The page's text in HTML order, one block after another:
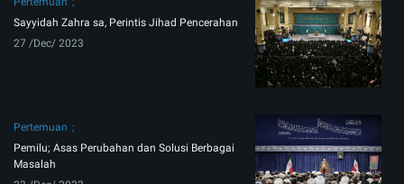
Sayyidah Zahra sa, Perintis Jihad Pencerahan
27 /Dec/ 2023
Pertemuan
Pemilu; Asas Perubahan dan Solusi Berbagai
Masalah